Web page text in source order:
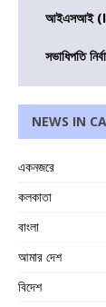
আইএসআই
সভাধিপতি
NEWS IN
একনজরে
কলকাতা
বাংলা
আমার দেশ
বিদেশ